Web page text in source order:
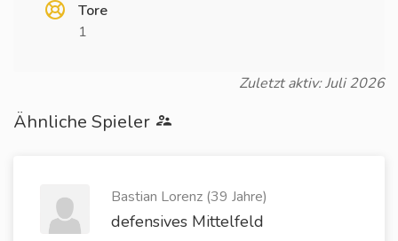
Tore
1
Zuletzt aktiv: Juli 2026
Ähnliche Spieler
Bastian Lorenz (39 Jahre)
defensives Mittelfeld